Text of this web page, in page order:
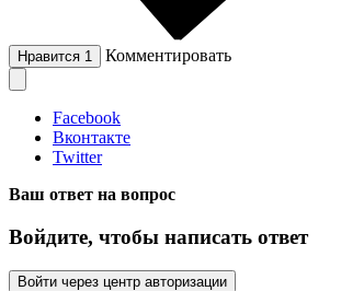
Нравится 1 Комментировать
Facebook
Вконтакте
Twitter
Ваш ответ на вопрос
Войдите, чтобы написать ответ
Войти через центр авторизации